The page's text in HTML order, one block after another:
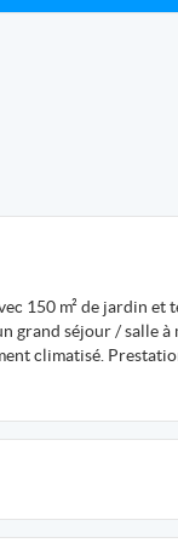
150 m² de jardin et
grand séjour / salle à
climatisé.